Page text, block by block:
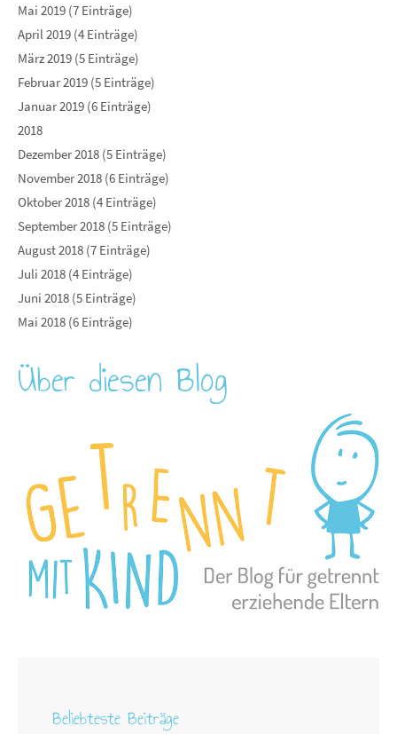
Mai 2019 (7 Einträge)
April 2019 (4 Einträge)
März 2019 (5 Einträge)
Februar 2019 (5 Einträge)
Januar 2019 (6 Einträge)
2018
Dezember 2018 (5 Einträge)
November 2018 (6 Einträge)
Oktober 2018 (4 Einträge)
September 2018 (5 Einträge)
August 2018 (7 Einträge)
Juli 2018 (4 Einträge)
Juni 2018 (5 Einträge)
Mai 2018 (6 Einträge)
Über diesen Blog
Beliebteste Beiträge